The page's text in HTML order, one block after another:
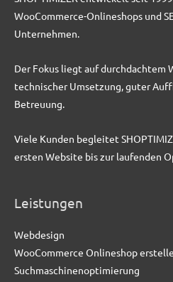
WooCommerce-Onlineshops und
Unternehmen.
Der Fokus liegt auf durchdachtem
technischer Umsetzung, guter
Betreuung.
Viele Kunden begleitet
ersten Website bis zur laufenden
Leistungen
Webdesign
WooCommerce Onlineshop
Suchmaschinenoptimierung